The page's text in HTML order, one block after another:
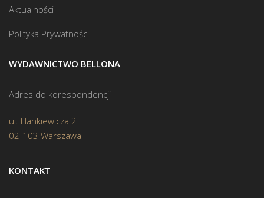
Aktualności
Polityka Prywatności
WYDAWNICTWO BELLONA
Adres do korespondencji
ul. Hankiewicza 2
02-103 Warszawa
KONTAKT